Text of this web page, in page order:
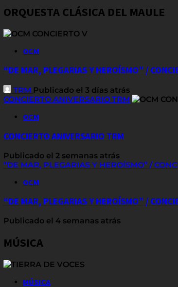
ORQUESTA CLÁSICA DEL MAULE
OCM
“DE MAR, PLEGARIAS Y HEROÍSMO” /
TRM Publicado el 3 días atrás
CONCIERTO ANIVERSARIO TRM
OCM
CONCIERTO ANIVERSARIO TRM
Publicado el 2 semanas atrás
“DE MAR, PLEGARIAS Y HEROÍSMO” /
OCM
“DE MAR, PLEGARIAS Y HEROÍSMO” /
Publicado el 4 semanas atrás
MÚSICA
MÚSICA